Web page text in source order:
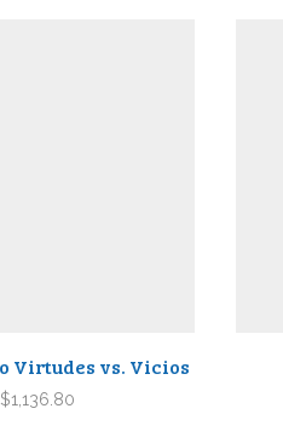
Virtudes vs. Vicios
$1,136.80